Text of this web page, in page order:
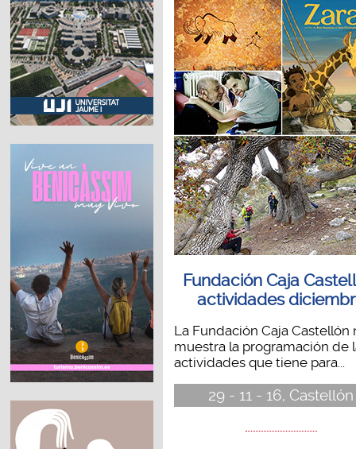
Fundación Caja
actividades
La Fundación Caja Castellón
muestra la programación de
actividades que tiene para...
29 - 11 - 16, Castellón